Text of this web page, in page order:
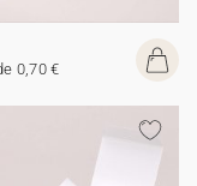
0,70 €